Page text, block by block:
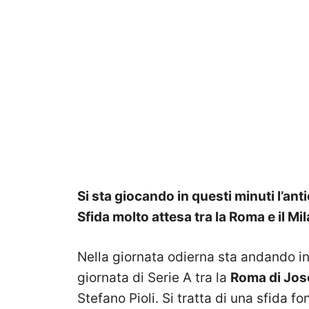
Si sta giocando in questi minuti
Sfida molto attesa tra la Roma e il
Nella giornata odierna sta andando
giornata di Serie A tra la Roma di
Stefano Pioli. Si tratta di una sfida